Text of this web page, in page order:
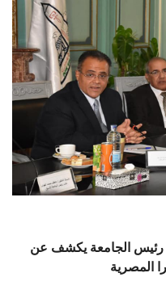
رئيس الجامعة يكشف عن
المصرية